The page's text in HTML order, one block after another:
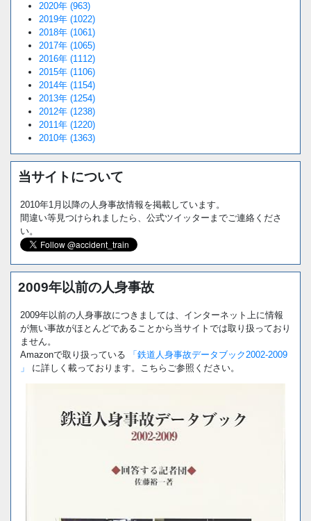
2020年 (963)
2019年 (1022)
2018年 (1061)
2017年 (1065)
2016年 (1112)
2015年 (1106)
2014年 (1154)
2013年 (1254)
2012年 (1238)
2011年 (1220)
2010年 (1363)
当サイトについて
2010年1月以降の人身事故情報を掲載しています。
間違い等見つけられましたら、公式ツイッターまでご連絡くださ
い。
2009年以前の人身事故
2009年以前の人身事故につきましては、インターネット上に情報
が無い事故がほとんどであることから当サイトでは取り扱っており
ません。
Amazonで取り扱っている
「鉄道人身事故データブック2002-2009
」
に詳しく載っております。こちらご参照ください。